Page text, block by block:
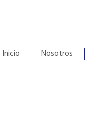
Inicio Nosotros